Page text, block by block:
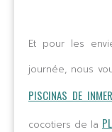
Et pour les
journée, nous
PISCINAS DE
cocotiers de la